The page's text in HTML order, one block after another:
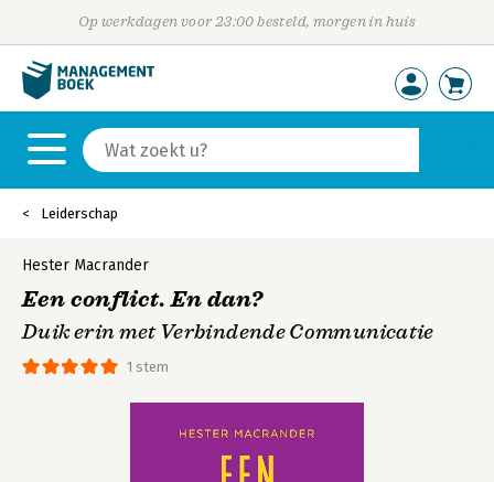
Op werkdagen voor 23:00 besteld, morgen in huis
Leiderschap
1 stem
Hester Macrander
Een conflict. En dan?
Duik erin met Verbindende Communicatie